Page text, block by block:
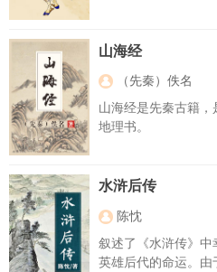
山海经
（先秦）佚名
山海经是先秦古籍
地理书。
水浒后传
陈忱
叙述了《水浒传》中
英雄后代的命运。